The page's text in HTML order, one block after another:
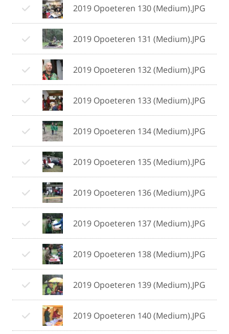
2019 Opoeteren 130 (Medium).JPG
2019 Opoeteren 131 (Medium).JPG
2019 Opoeteren 132 (Medium).JPG
2019 Opoeteren 133 (Medium).JPG
2019 Opoeteren 134 (Medium).JPG
2019 Opoeteren 135 (Medium).JPG
2019 Opoeteren 136 (Medium).JPG
2019 Opoeteren 137 (Medium).JPG
2019 Opoeteren 138 (Medium).JPG
2019 Opoeteren 139 (Medium).JPG
2019 Opoeteren 140 (Medium).JPG